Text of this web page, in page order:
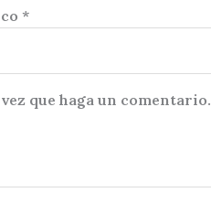
*
que haga un comentario.